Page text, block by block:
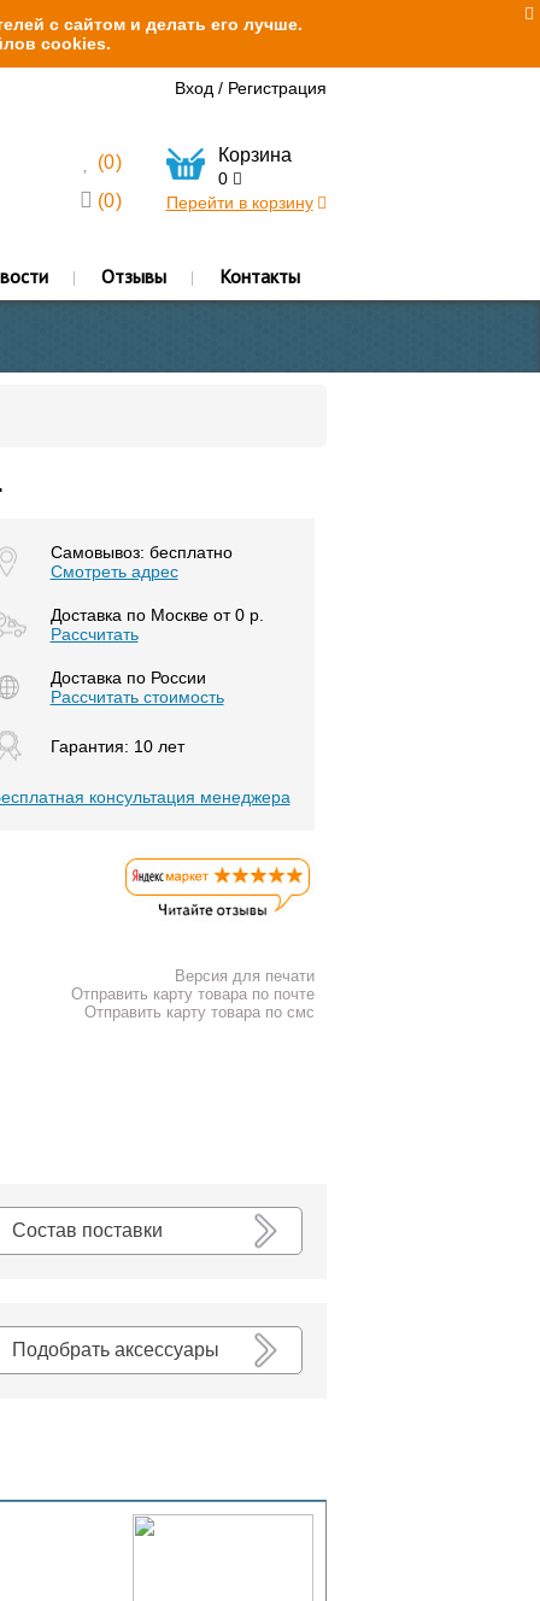
с сайтом и делать его лучше.
cookies.
Вход / Регистрация
(0)
(0)
Корзина
0
Перейти в корзину
Отзывы Контакты
Самовывоз: бесплатно
Смотреть адрес
Доставка по Москве от 0 р.
Расcчитать
Доставка по России
Рассчитать стоимость
Гарантия: 10 лет
консультация менеджера
Версия для печати
Отправить карту товара по почте
Отправить карту товара по смс
Состав поставки
Подобрать аксессуары